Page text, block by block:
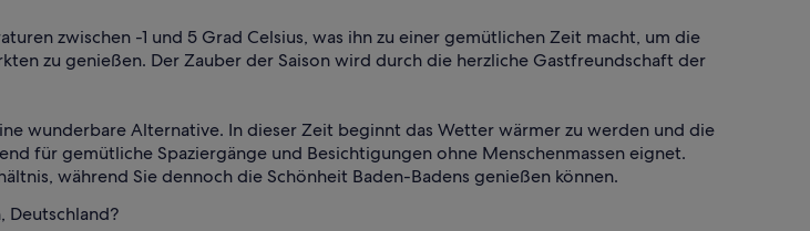
zwischen -1 und 5 Grad Celsius, was ihn zu einer gemütlichen Zeit macht, um die
zu genießen. Der Zauber der Saison wird durch die herzliche Gastfreundschaft der
wunderbare Alternative. In dieser Zeit beginnt das Wetter wärmer zu werden und die
für gemütliche Spaziergänge und Besichtigungen ohne Menschenmassen eignet.
während Sie dennoch die Schönheit Baden-Badens genießen können.
Deutschland?